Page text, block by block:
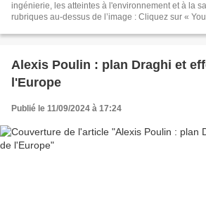
ingénierie, les atteintes à l'environnement et à la santé humaine. Parmi les
rubriques au-dessus de l’image : Cliquez sur «
sur les chemtrails et la géo-ingénierie Cliquez sur
pluie, sable, lichens, poils de bêtes, sang, air,
Alexis Poulin : plan Draghi et
l'Europe
Publié le 11/09/2024 à 17:24